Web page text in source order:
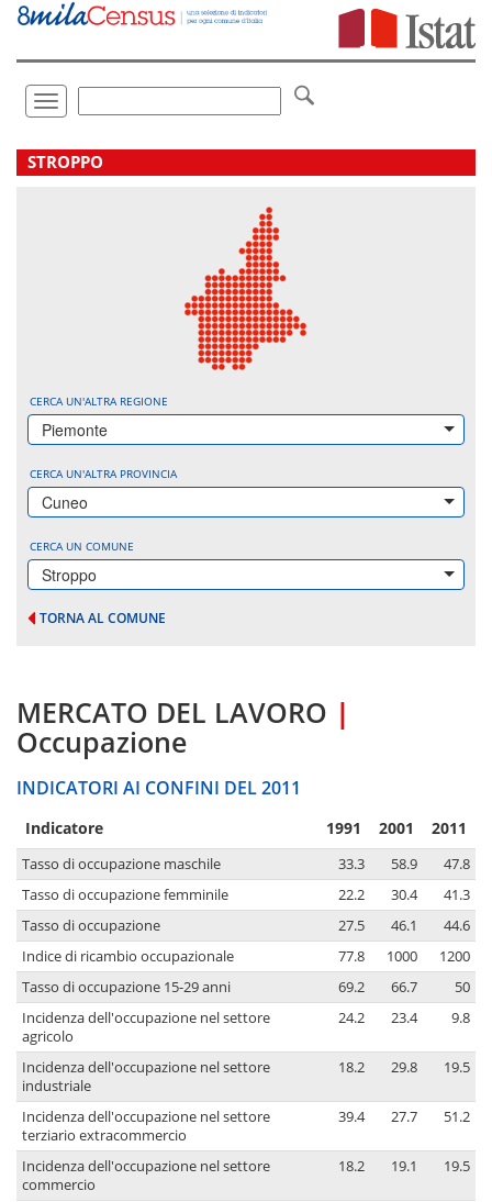
Vai
direttamente
Toggle
navigation
.
STROPPO
CERCA UN'ALTRA REGIONE
Piemonte
CERCA UN'ALTRA PROVINCIA
Cuneo
CERCA UN COMUNE
Stroppo
TORNA AL COMUNE
MERCATO DEL LAVORO |
Occupazione
INDICATORI AI CONFINI DEL 2011
Indicatore 1991 2001 2011
Tasso di occupazione maschile 33.3 58.9
47.8
Tasso di occupazione femminile
22.2 30.4
41.3
Tasso di occupazione
27.5 46.1
44.6
Indice di ricambio occupazionale
77.8 1000
1200
Tasso di occupazione 15-29 anni
69.2 66.7
50
Incidenza dell'occupazione nel settore
agricolo
24.2 23.4 9.8
Incidenza dell'occupazione nel settore
industriale
18.2 29.8 19.5
Incidenza dell'occupazione nel settore
terziario extracommercio
39.4 27.7 51.2
Incidenza dell'occupazione nel settore
commercio
18.2 19.1 19.5